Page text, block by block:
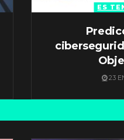
ES
23